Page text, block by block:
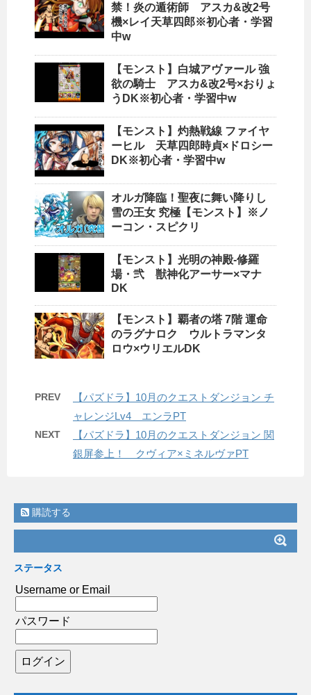
禁！炎の遁術師 アスカ&改2号
機×レイ天草四郎※初心者・学習
中w
【モンスト】白城アヴァール 強
欲の騎士 アスカ&改2号×おりょ
うDK※初心者・学習中w
【モンスト】灼熱戦線 ファイヤ
ーヒル 天草四郎時貞×ドロシー
DK※初心者・学習中w
オルガ降臨！聖夜に舞い降りし
雪の王女 究極【モンスト】※ノ
ーコン・スピクリ
【モンスト】光明の神殿-修羅
場・弐 獣神化アーサー×マナ
DK
【モンスト】覇者の塔 7階 運命
のラグナロク ウルトラマンタ
ロウ×ウリエルDK
PREV
【パズドラ】10月のクエストダンジョン チ
ャレンジLv4 エンラPT
NEXT
【パズドラ】10月のクエストダンジョン 関
銀屏参上！ クヴィア×ミネルヴァPT
購読する
ステータス
Username or Email
パスワード